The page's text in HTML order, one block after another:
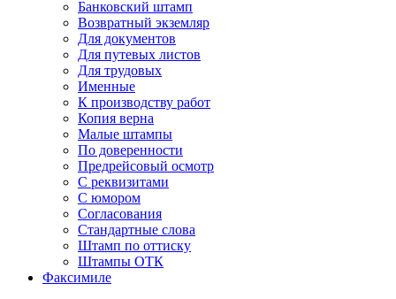
Банковский штамп
Возвратный экземляр
Для документов
Для путевых листов
Для трудовых
Именные
К производству работ
Копия верна
Малые штампы
По доверенности
Предрейсовый осмотр
С реквизитами
С юмором
Согласования
Стандартные слова
Штамп по оттиску
Штампы ОТК
Факсимиле